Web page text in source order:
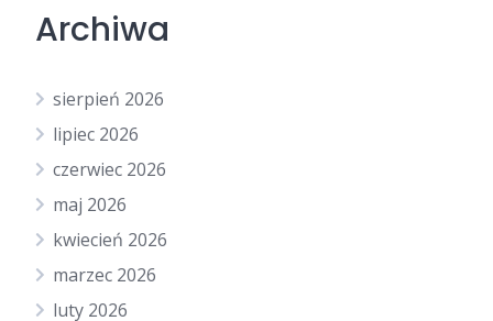
Archiwa
sierpień 2026
lipiec 2026
czerwiec 2026
maj 2026
kwiecień 2026
marzec 2026
luty 2026